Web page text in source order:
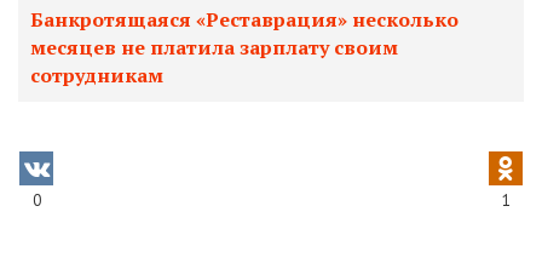
Банкротящаяся «Реставрация» несколько
месяцев не платила зарплату своим
сотрудникам
0 1